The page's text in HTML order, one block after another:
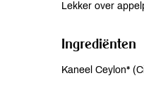
Lekker over
Ingrediënten
Kaneel Ceylon*